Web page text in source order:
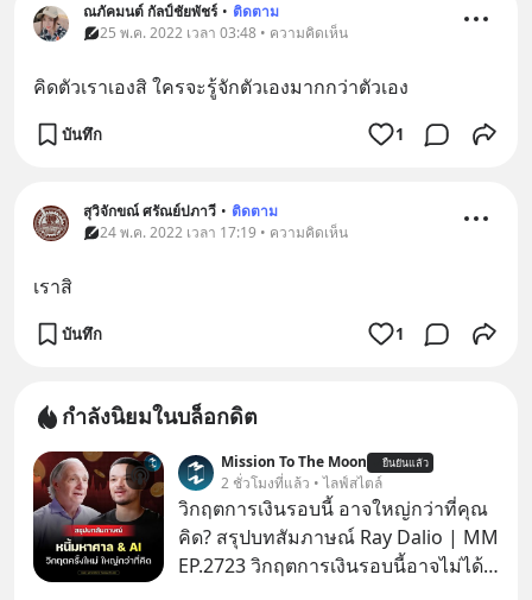
ณภัคมนต์​ กัลป์ชัยพัชร์ • ติดตาม
25 พ.ค. 2022 เวลา 03:48 • ความคิดเห็น
คิดตัวเราเองสิ​ ใครจะรู้จักตัวเองมากกว่าตัวเอง
บันทึก 1
สุวิจักขณ์ ศรัณย์ปภาวี • ติดตาม
24 พ.ค. 2022 เวลา 17:19 • ความคิดเห็น
เราสิ
บันทึก 1
กำลังนิยมในบล็อกดิต
Mission To The Moon ยืนยันแล้ว
2 ชั่วโมงที่แล้ว • ไลฟ์สไตล์
วิกฤตการเงินรอบนี้ อาจใหญ่กว่าที่คุณ
คิด? สรุปบทสัมภาษณ์ Ray Dalio | MM
EP.2723 วิกฤตการเงินรอบนี้อาจไม่ได้